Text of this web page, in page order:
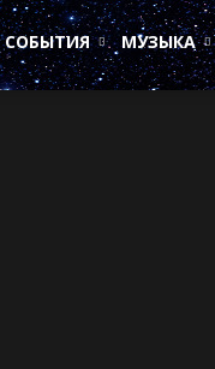
СОБЫТИЯ МУЗЫКА